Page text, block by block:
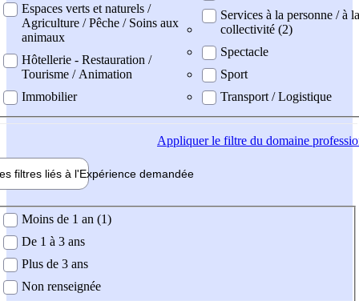
Espaces verts et naturels /
Agriculture / Pêche / Soins aux
animaux
Hôtellerie - Restauration /
Tourisme / Animation
Immobilier
Services à la personne / à la
collectivité (2)
Spectacle
Sport
Transport / Logistique
Appliquerle filtre du domaine
filtres liés à l'Expérience demandée
demandée
Moins de 1 an (1)
De 1 à 3 ans
Plus de 3 ans
Non renseignée